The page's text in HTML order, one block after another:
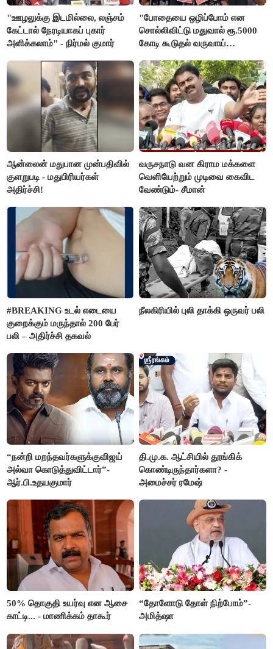
"ஊழலுக்கு இடமில்லை, லஞ்சம்
கேட்டால் நேரடியாகப் புகார்
அளிக்கலாம்" - நிர்மல் குமார்
"போதையை ஒழிப்போம் என
சொல்லிவிட்டு மதுவால் ரூ.5000
கோடி கூடுதல் வருவாய்
மார்க்கண்டேயன்
ஆன்லைன் மதுபான முன்பதிவில்
குளறுபடி - மதுபிரியர்கள்
அதிர்ச்சி!
வருசநாடு வன கிராம மக்களை
வெளியேற்றும் முடிவை கைவிட
வேண்டும்- சீமான்
#BREAKING உடல் எடையை
குறைக்கும் மருந்தால் 200 பேர்
பலி – அதிர்ச்சி தகவல்
நீலகிரியில் புலி தாக்கி ஒருவர் பலி
“நன்றி மறந்தவர்களுக்குவிஜய்
அல்வா கொடுத்துவிட்டார்”-
ஆர்.பி.உதயகுமார்
தி.மு.க. ஆட்சியில் தூங்கிக்
கொண்டிருந்தார்களா? -
அமைச்சர் ரமேஷ்
50% தொகுதி உயர்வு என ஆசை
காட்டி... - மாணிக்கம் தாகூர்
“தோளோடு தோள் நிற்போம்”-
அமித்ஷா